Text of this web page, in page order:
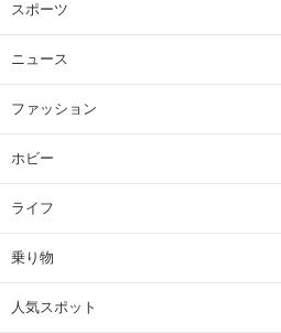
スポーツ
ニュース
ファッション
ホビー
ライフ
乗り物
人気スポット